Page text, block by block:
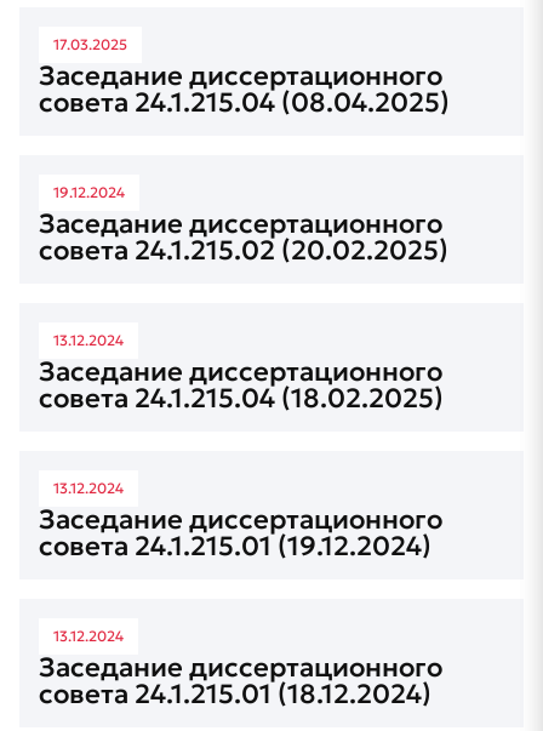
17.03.2025
Заседание диссертационного
совета 24.1.215.04 (08.04.2025)
19.12.2024
Заседание диссертационного
совета 24.1.215.02 (20.02.2025)
13.12.2024
Заседание диссертационного
совета 24.1.215.04 (18.02.2025)
13.12.2024
Заседание диссертационного
совета 24.1.215.01 (19.12.2024)
13.12.2024
Заседание диссертационного
совета 24.1.215.01 (18.12.2024)